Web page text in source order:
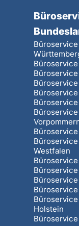
Westfalen
Büroservice
Holstein